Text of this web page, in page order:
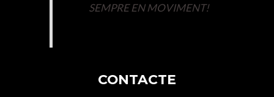
SEMPRE EN MOVIMENT!
CONTACTE